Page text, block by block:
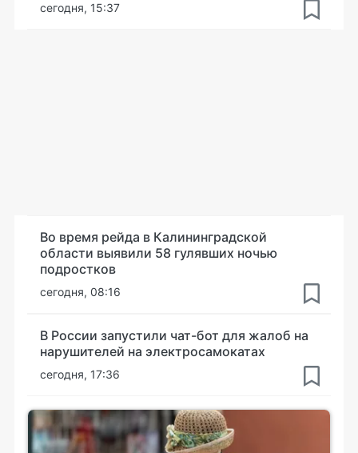
сегодня, 15:37
Во время рейда в Калининградской
области выявили 58 гулявших ночью
подростков
сегодня, 08:16
В России запустили чат-бот для жалоб на
нарушителей на электросамокатах
сегодня, 17:36